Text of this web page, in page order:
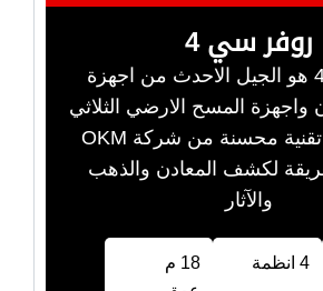
روفر سي 4
روفر سي 4 هو الجيل الاحدث من اجهزة
المسح الارضي الثلاثي
الابعاد يضم تقنية محسنة من شركة OKM
لكشف المعادن والذهب
والآثار
4 انظمة
18 م